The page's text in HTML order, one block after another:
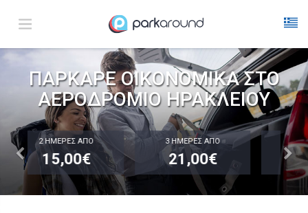
ΠΑΡΚΑΡΕ ΟΙΚΟΝΟΜΙΚΑ ΣΤΟ
ΑΕΡΟΔΡΟΜΙΟ ΗΡΑΚΛΕΙΟΥ
3 ΗΜΕΡΕΣ ΑΠΟ
21,00€
5 ΗΜΕΡΕΣ ΑΠΟ
31,00€